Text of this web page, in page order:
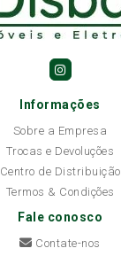
Informações
Sobre a Empresa
Trocas e Devoluções
Centro de Distribuição
Termos & Condições
Fale conosco
Contate-nos